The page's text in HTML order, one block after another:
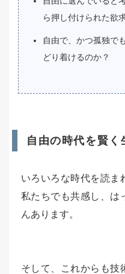
ら押し付けられた欲
自由で、かつ孤独で
どり着けるのか？
自由の時代を賢く
いろいろな時代を読ま
私たちでも共感し、は
んあります。
そして、これからも技